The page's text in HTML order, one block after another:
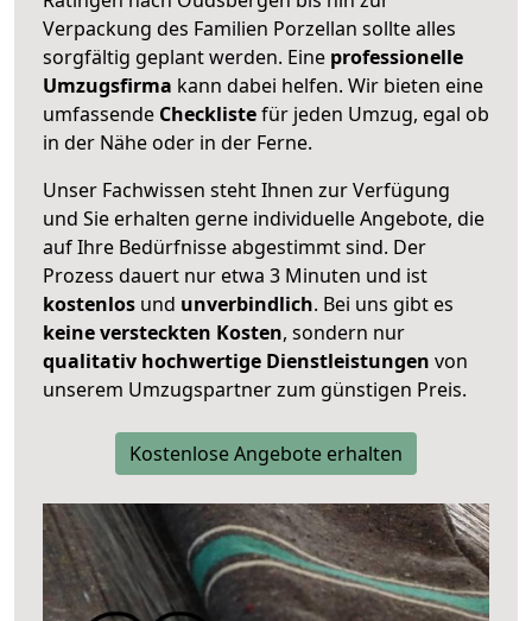
Verpackung des Familien Porzellan sollte alles
sorgfältig geplant werden. Eine professionelle
Umzugsfirma kann dabei helfen. Wir bieten eine
umfassende Checklistefür jeden Umzug, egal ob
in der Nähe oder in der Ferne.
Unser Fachwissen steht Ihnen zur Verfügung
und Sie erhalten gerne individuelle Angebote, die
auf Ihre Bedürfnisse abgestimmt sind. Der
Prozess dauert nur etwa 3 Minuten und ist
kostenlos und unverbindlich. Bei uns gibt es
keine versteckten Kosten, sondern nur
qualitativ hochwertige Dienstleistungen von
unserem Umzugspartner zum günstigen Preis.
Kostenlose Angebote erhalten